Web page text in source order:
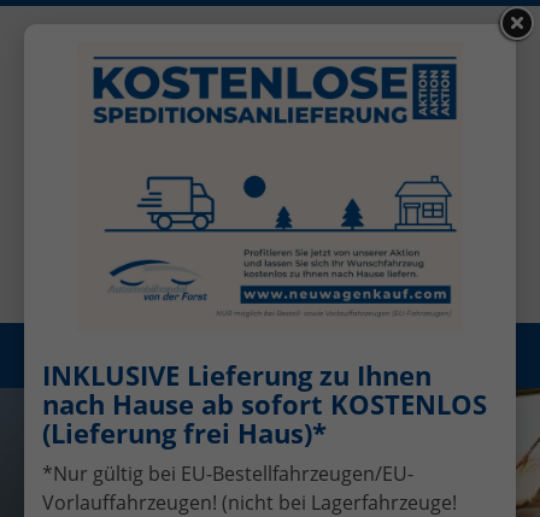
Öffnungszeiten: Mo - Fr 08.00 - 17.00
Registrieren
INKLUSIVE Lieferung zu Ihnen
nach Hause ab sofort KOSTENLOS
(Lieferung frei Haus)*
*Nur gültig bei EU-Bestellfahrzeugen/EU-
Vorlauffahrzeugen! (nicht bei Lagerfahrzeuge!